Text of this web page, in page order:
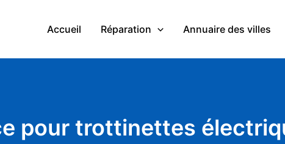
Accueil Réparation Annuaire des villes
pour trottinettes